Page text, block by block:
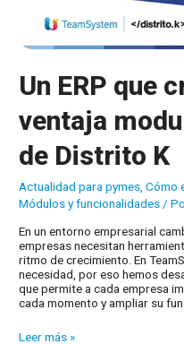
Un ERP que
ventaja
de Distrito K
Actualidad para pymes ,Cómo
Módulos y funcionalidades /
En un entorno empresarial
empresas necesitan
ritmo de crecimiento. En
necesidad, por eso hemos
que permite a cada empresa
cada momento y ampliar su
Un
Leer más »